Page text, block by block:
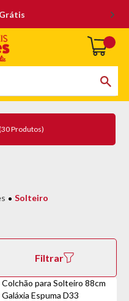
Produtos)
Solteiro
Filtrar
Colchão para Solteiro 88cm
Galáxia Espuma D33